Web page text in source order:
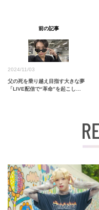
前の記事
2024/11/03
父の死を乗り越え目指す大きな夢
「LIVE配信で“革命”を起こし…